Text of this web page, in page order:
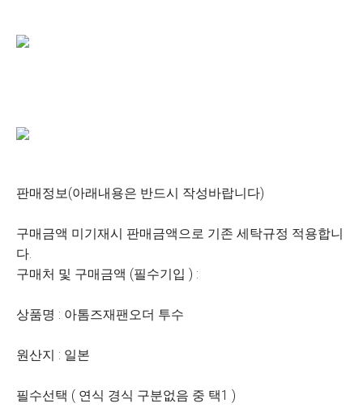
판매정보(아래내용은 반드시 작성바랍니다)
구매금액 미기재시 판매금액으로 기존 세탁규정 적용합니
다.
구매처 및 구매금액 (필수기입 ) :
상품명 : 아톰즈재팬오더 투수
원산지 : 일본
필수선택 ( 연식 경식 구분없음 중 택1 )